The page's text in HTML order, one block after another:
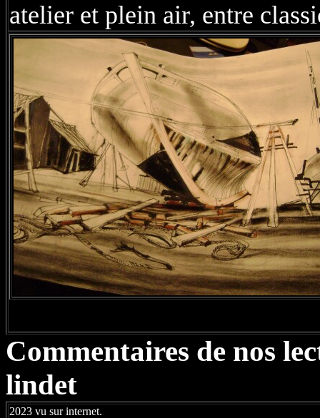
atelier et plein air, entre
Commentaires de nos
lindet
2023 vu sur internet.